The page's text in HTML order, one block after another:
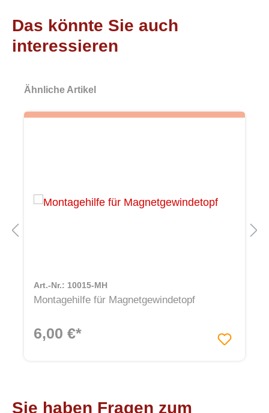
Das könnte Sie auch
interessieren
Ähnliche Artikel
Art.-Nr.: 10015-MH
Montagehilfe für Magnetgewindetopf
6,00 €*
Sie haben Fragen zum